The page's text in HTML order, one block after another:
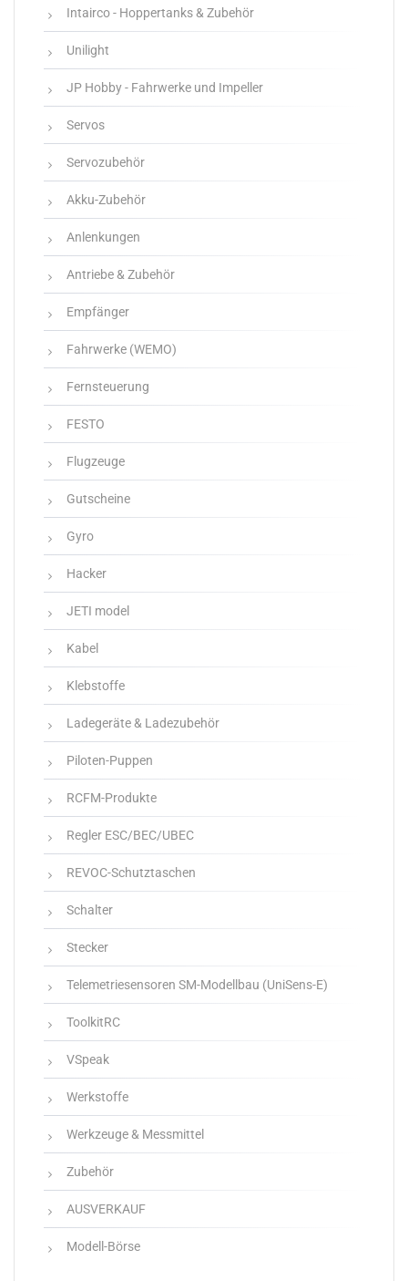
Intairco - Hoppertanks & Zubehör
Unilight
JP Hobby - Fahrwerke und Impeller
Servos
Servozubehör
Akku-Zubehör
Anlenkungen
Antriebe & Zubehör
Empfänger
Fahrwerke (WEMO)
Fernsteuerung
FESTO
Flugzeuge
Gutscheine
Gyro
Hacker
JETI model
Kabel
Klebstoffe
Ladegeräte & Ladezubehör
Piloten-Puppen
RCFM-Produkte
Regler ESC/BEC/UBEC
REVOC-Schutztaschen
Schalter
Stecker
Telemetriesensoren SM-Modellbau (UniSens-E)
ToolkitRC
VSpeak
Werkstoffe
Werkzeuge & Messmittel
Zubehör
AUSVERKAUF
Modell-Börse